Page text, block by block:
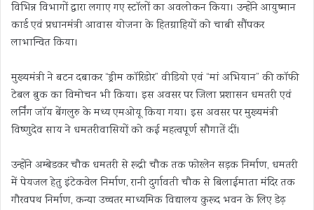
विभिन्न विभागों द्वारा लगाए गए स्टॉलों का अवलोकन किया। उन्होंने आयुष्मान
कार्ड एवं प्रधानमंत्री आवास योजना के हितग्राहियों को चाबी सौंपकर
लाभान्वित किया।
मुख्यमंत्री ने बटन दबाकर “ड्रीम कॉरिडोर” वीडियो एवं “मां अभियान” की कॉफी
टेबल बुक का विमोचन भी किया। इस अवसर पर जिला प्रशासन धमतरी एवं
लर्निंग जॉय बेंगलुरु के मध्य एमओयू किया गया। इस अवसर पर मुख्यमंत्री
विष्णुदेव साय ने धमतरीवासियों को कई महत्वपूर्ण सौगातें दीं।
उन्होंने अम्बेडकर चौक धमतरी से रूद्री चौक तक फोरलेन सड़क निर्माण, धमतरी
में पेयजल हेतु इंटेकवेल निर्माण, रानी दुर्गावती चौक से बिलाईमाता मंदिर तक
गौरवपथ निर्माण, कन्या उच्चतर माध्यमिक विद्यालय कुरूद भवन के लिए डेढ़